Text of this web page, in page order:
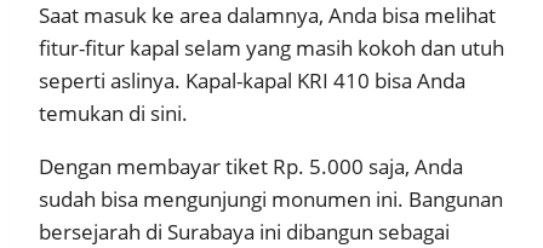
Saat masuk ke area dalamnya, Anda bisa melihat
fitur-fitur kapal selam yang masih kokoh dan utuh
seperti aslinya. Kapal-kapal KRI 410 bisa Anda
temukan di sini.
Dengan membayar tiket Rp. 5.000 saja, Anda
sudah bisa mengunjungi monumen ini. Bangunan
bersejarah di Surabaya ini dibangun sebagai